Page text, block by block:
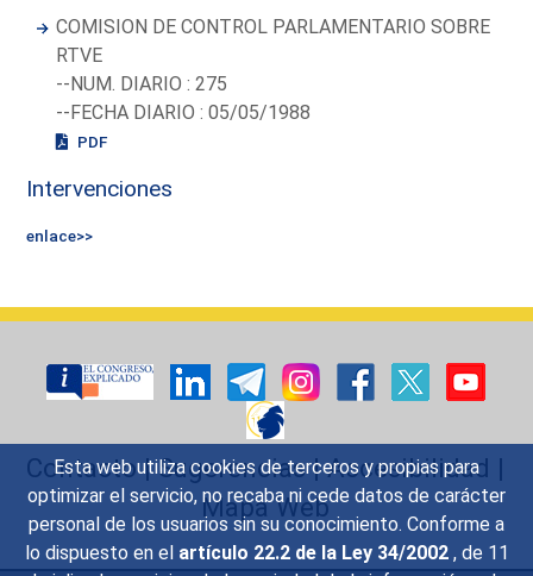
Esta web utiliza cookies de terceros y propias para
optimizar el servicio, no recaba ni cede datos de carácter
personal de los usuarios sin su conocimiento. Conforme a
lo dispuesto en el artículo 22.2 de la Ley 34/2002 , de 11
COMISION DE CONTROL PARLAMENTARIO SOBRE
RTVE
--NUM. DIARIO : 275
--FECHA DIARIO : 05/05/1988
PDF
Intervenciones
enlace>>
Contacto|Sugerencias|Accesibilidad |
Mapa Web